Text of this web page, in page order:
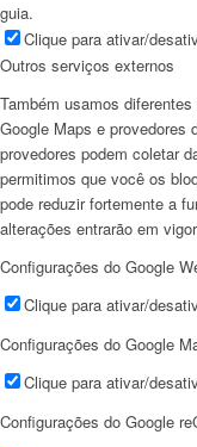
guia.
Clique para ativar/
Outros serviços externos
Também usamos
Google Maps e provedores
provedores podem coletar
permitimos que você os
pode reduzir fortemente a
alterações entrarão em
Configurações do Google
Clique para ativar/
Configurações do Google
Clique para ativar/
Configurações do Google